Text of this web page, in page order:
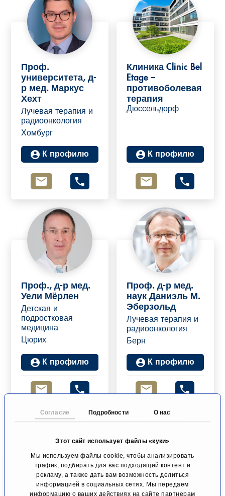
Согласие Подробности О нас
Этот сайт использует файлы «куки»
Мы используем файлы cookie, чтобы анализировать
трафик, подбирать для вас подходящий контент и
рекламу, а также дать вам возможность делиться
информацией в социальных сетях. Мы передаем
информацию о ваших действиях на сайте партнерам
Проф.
университета, д-
р мед. Маркус
Хехт
Лучевая терапия и
радиоонкология
Хомбург
К профилю
Клиника Clinic Bel
Etage –
противоболевая
терапия
Дюссельдорф
К профилю
Проф., д-р мед.
Уели Мёрлен
Детская и
подростковая
медицина
Цюрих
К профилю
Проф. д-р мед.
наук Даниэль М.
Эберзольд
Лучевая терапия и
радиоонкология
Берн
К профилю
Проф., д-р мед. Ханс-Геральд Г.